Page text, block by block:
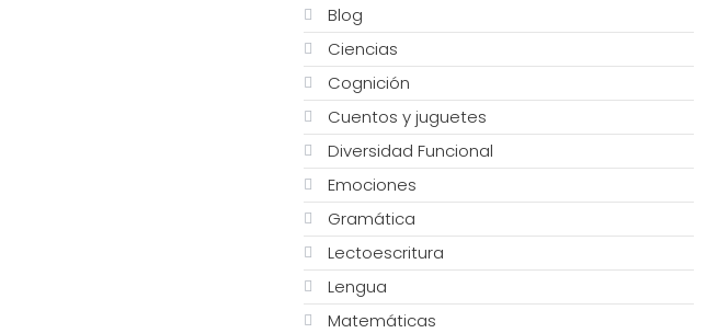
Blog
Ciencias
Cognición
Cuentos y juguetes
Diversidad Funcional
Emociones
Gramática
Lectoescritura
Lengua
Matemáticas